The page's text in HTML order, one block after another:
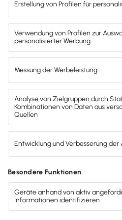
Gendergerechte Sprache
Privatsphäre-Einstellungen
Inhalte melden
Datenschutz
AGB
Lieferketten
Compliance